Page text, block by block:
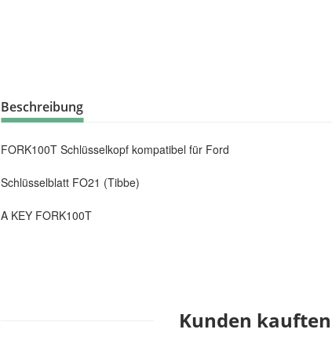
Beschreibung
FORK100T Schlüsselkopf kompatibel für Ford
Schlüsselblatt FO21 (Tibbe)
A KEY FORK100T
Kunden